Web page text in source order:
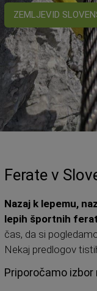
ZEMLJEVID
Ferate v
Nazaj k lepemu,
lepih športnih ferat
čas, da si
Nekaj predlogov
Priporočamo